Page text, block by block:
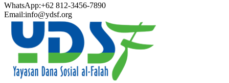
WhatsApp:+62 812-3456-7890
Email:info@ydsf.org